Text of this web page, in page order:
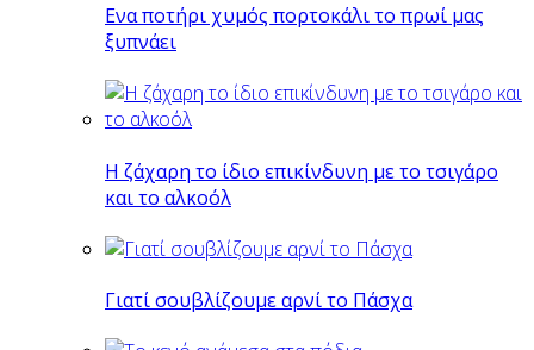
Eνα ποτήρι χυμός πορτοκάλι το πρωί μας
ξυπνάει
Η ζάχαρη το ίδιο επικίνδυνη με το τσιγάρο
και το αλκοόλ
Γιατί σουβλίζουμε αρνί το Πάσχα